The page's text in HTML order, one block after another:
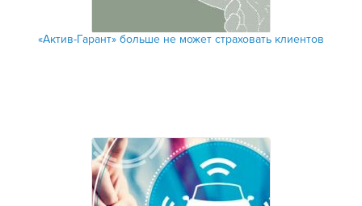
«Актив-Гарант» больше не может страховать клиентов